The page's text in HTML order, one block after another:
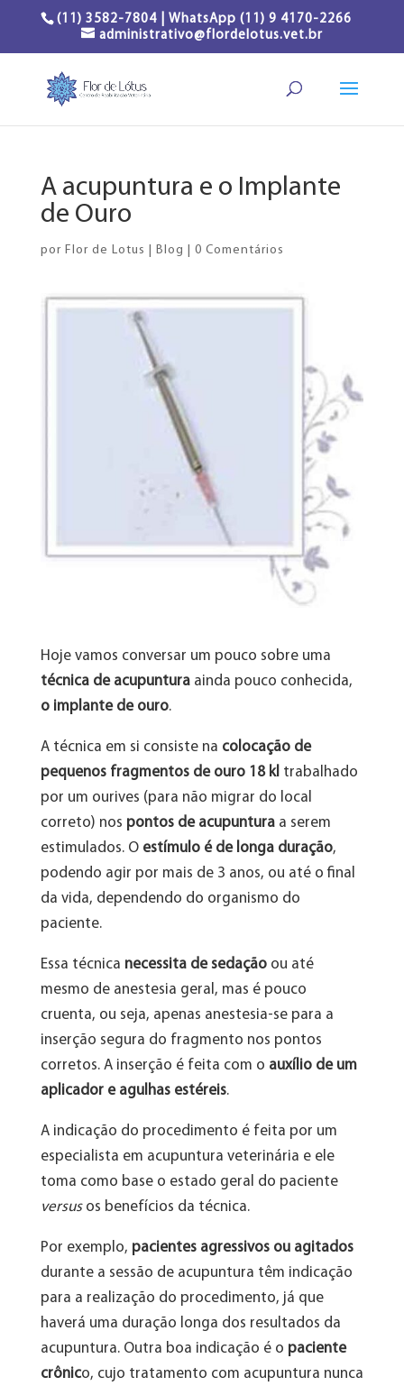
(11) 3582-7804 | WhatsApp (11) 9 4170-2266
administrativo@flordelotus.vet.br
A acupuntura e o Implante
de Ouro
por Flor de Lotus Blog 0 Comentários
Hoje vamos conversar um pouco sobre uma
técnica de acupunturaainda pouco conhecida,
o implante de ouro.
A técnica em si consiste na colocação de
pequenos fragmentos de ouro 18 kl trabalhado
por um ourives (para não migrar do local
correto) nos pontos de acupunturaa serem
estimulados. O estímulo é de longa duração,
podendo agir por mais de 3 anos, ou até o final
da vida, dependendo do organismo do
paciente.
Essa técnica necessita de sedaçãoou até
mesmo de anestesia geral, mas é pouco
cruenta, ou seja, apenas anestesia-se para a
inserção segura do fragmento nos pontos
corretos. A inserção é feita com o auxílio de um
aplicador e agulhas estéreis.
A indicação do procedimento é feita por um
especialista em acupuntura veterinária e ele
toma como base o estado geral do paciente
versusos benefícios da técnica.
Por exemplo, pacientes agressivos ou agitados
durante a sessão de acupuntura têm indicação
para a realização do procedimento, já que
haverá uma duração longa dos resultados da
acupuntura. Outra boa indicação é o paciente
crônico, cujo tratamento com acupuntura nunca